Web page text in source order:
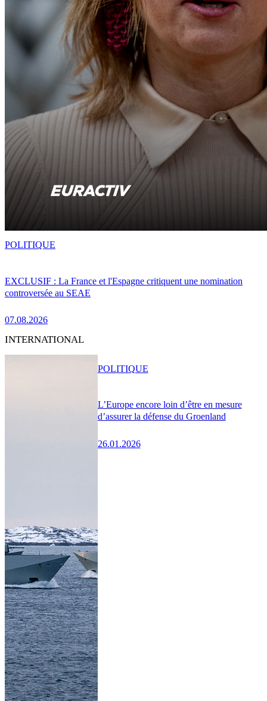
EXCLUSIF : La France et l'Espagne critiquent une nomination
controversée au SEAE
07.08.2026
POLITIQUE
INTERNATIONAL
L’Europe encore loin d’être en mesure
d’assurer la défense du Groenland
26.01.2026
POLITIQUE